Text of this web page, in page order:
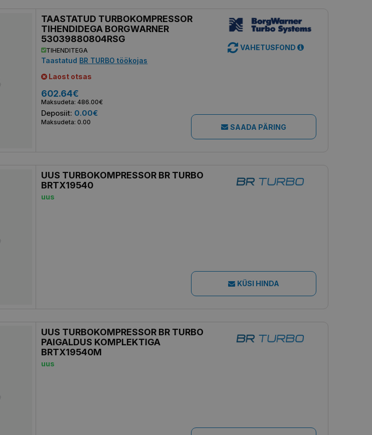
TAASTATUD TURBOKOMPRESSOR
TIHENDIDEGA BORGWARNER
53039880804RSG
TIHENDITEGA
Taastatud BR TURBO töökojas
Laost otsas
602.64€
Maksudeta: 486.00€
Deposiit: 0.00€
Maksudeta: 0.00
VAHETUSFOND
SAADA PÄRING
UUS TURBOKOMPRESSOR BR TURBO
BRTX19540
uus
KÜSI HINDA
UUS TURBOKOMPRESSOR BR TURBO
PAIGALDUS KOMPLEKTIGA
BRTX19540M
uus